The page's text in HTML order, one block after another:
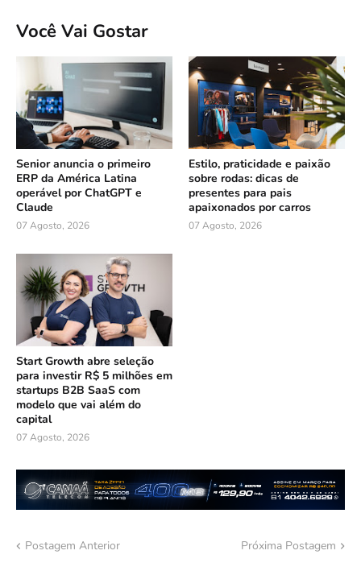
Você Vai Gostar
Senior anuncia o primeiro
ERP da América Latina
operável por ChatGPT e
Claude
07 Agosto, 2026
Estilo, praticidade e paixão
sobre rodas: dicas de
presentes para pais
apaixonados por carros
07 Agosto, 2026
Start Growth abre seleção
para investir R$ 5 milhões em
startups B2B SaaS com
modelo que vai além do
capital
07 Agosto, 2026
Postagem Anterior Próxima Postagem